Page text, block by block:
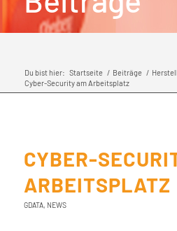
Du bist hier: Startseite / Beiträge /
Cyber-Security am Arbeitsplatz
CYBER-
ARBEITSPLATZ
GDATA, NEWS